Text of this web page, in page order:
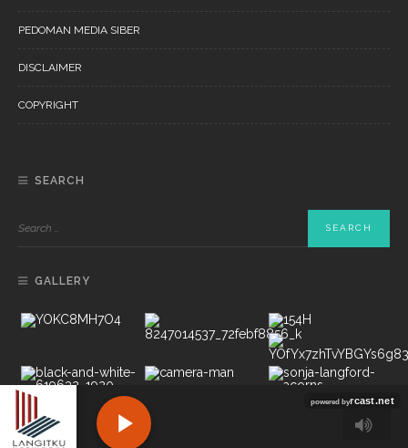
PEDOMAN MEDIA SIBER
DISCLAIMER
COPYRIGHT
SEARCH
GALLERY
Copyright ©2022 PT LANGITKU MEDIA NETWORKS